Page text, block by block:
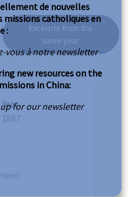
Excerpts from the
same year
Year
1887
de nouvelles
missions catholiques en
:
vous à notre newsletter
new resources on the
in China:
for our newsletter